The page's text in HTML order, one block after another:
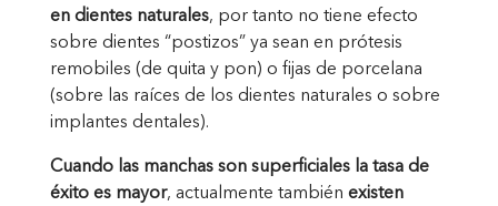
en dientes naturales, por tanto no tiene efecto
sobre dientes “postizos” ya sean en prótesis
remobiles (de quita y pon) o fijas de porcelana
(sobre las raíces de los dientes naturales o sobre
implantes dentales).
Cuando las manchas son superficiales la tasa de
éxito es mayor, actualmente también existen